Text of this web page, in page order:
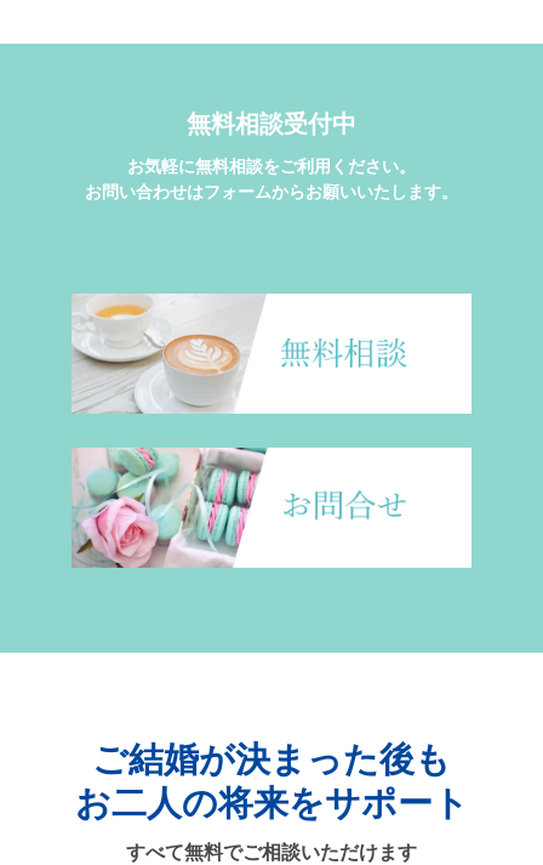
無料相談受付中
お気軽に無料相談をご利用ください。
お問い合わせはフォームからお願いいたします。
ご結婚が決まった後も
お二人の将来をサポート
すべて無料でご相談いただけます